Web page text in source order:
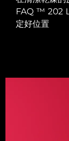
FAQ ™ 202
定好位置